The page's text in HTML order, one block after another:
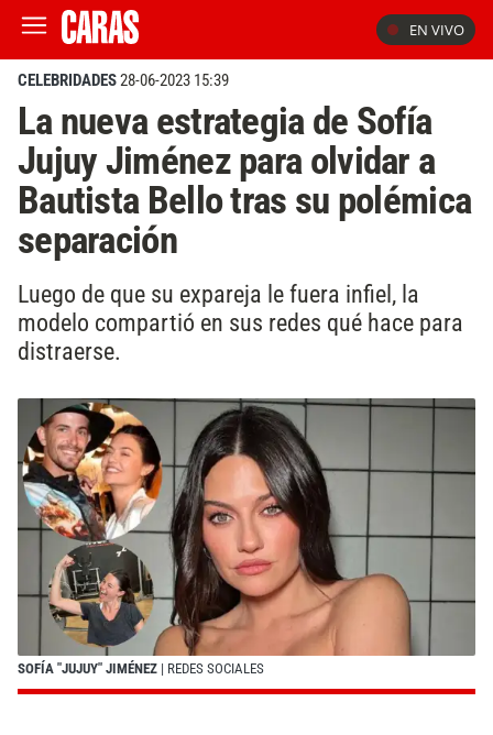
EN VIVO
CELEBRIDADES28-06-2023 15:39
La nueva estrategia de Sofía
Jujuy Jiménez para olvidar a
Bautista Bello tras su polémica
separación
Luego de que su expareja le fuera infiel, la
modelo compartió en sus redes qué hace para
distraerse.
SOFÍA "JUJUY" JIMÉNEZ | REDES SOCIALES